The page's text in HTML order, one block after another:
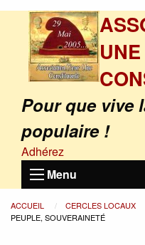
UNE
Pour que vive
populaire !
Adhérez
Menu
ACCUEIL CERCLES LOCAUX
PEUPLE, SOUVERAINETÉ